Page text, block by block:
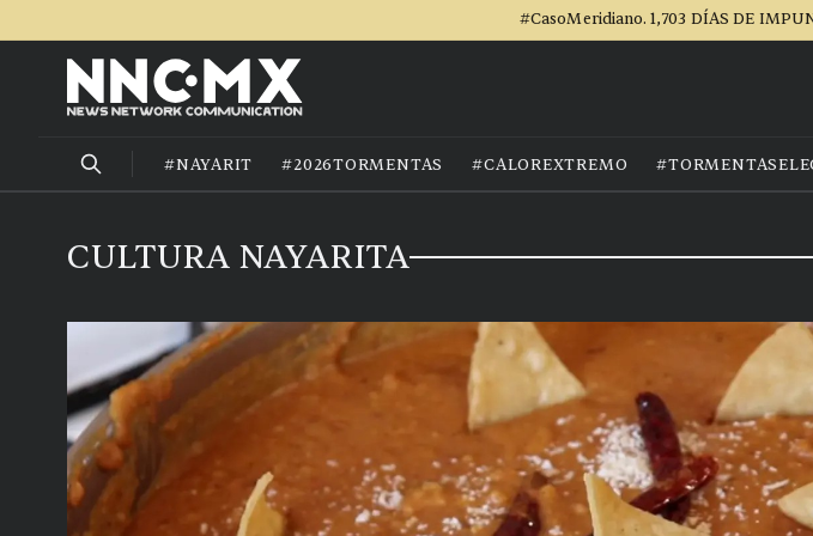
#CasoMeridiano. 1,703 DÍAS DE
#NAYARIT #2026TORMENTAS #CALOREXTREMO
CULTURA NAYARITA